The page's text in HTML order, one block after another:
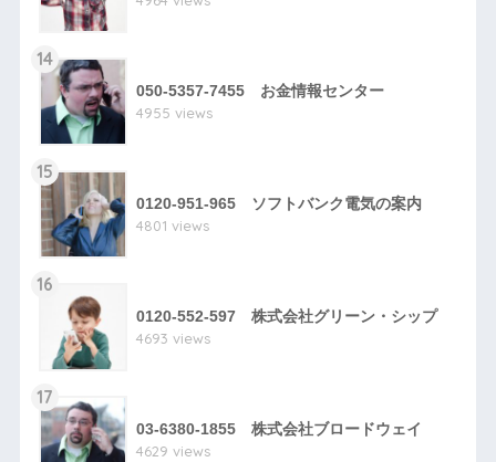
14
050-5357-7455 お金情報センター
4955 views
15
0120-951-965 ソフトバンク電気の案内
4801 views
16
0120-552-597 株式会社グリーン・シップ
4693 views
17
03-6380-1855 株式会社ブロードウェイ
4629 views